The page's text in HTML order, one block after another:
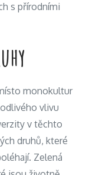
s přírodními
monokultur
vlivu
v těchto
druhů, které
Zelená